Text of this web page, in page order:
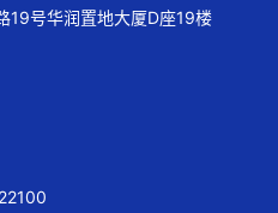
19号华润置地大厦D座19楼